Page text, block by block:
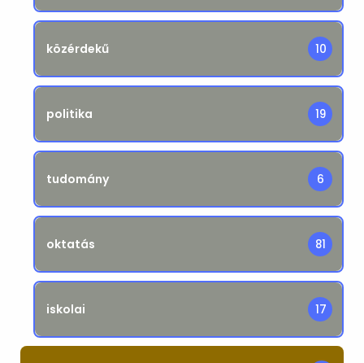
közérdekű 10
politika 19
tudomány 6
oktatás 81
iskolai 17